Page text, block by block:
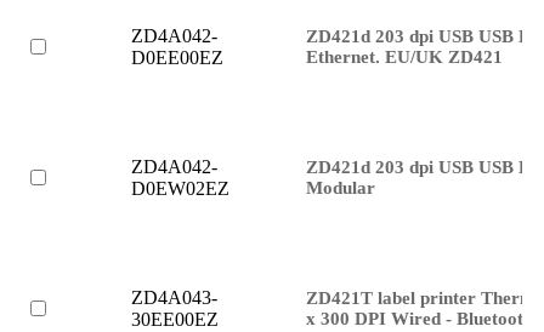
ZD4A042-
D0EE00EZ
ZD421d 203 dpi USB USB
Ethernet. EU/UK ZD421
ZD4A042-
D0EW02EZ
ZD421d 203 dpi USB USB
Modular
ZD4A043-
30EE00EZ
ZD421T label printer
x 300 DPI Wired - Bluetooth